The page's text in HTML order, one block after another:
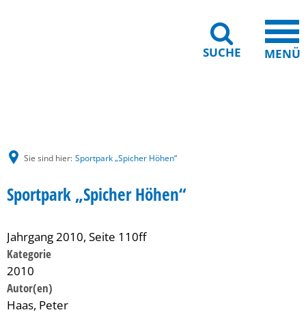
SUCHE MENÜ
Sie sind hier: Sportpark „Spicher Höhen“
Sportpark „Spicher Höhen“
Jahrgang 2010, Seite 110ff
Kategorie
2010
Haas, Peter